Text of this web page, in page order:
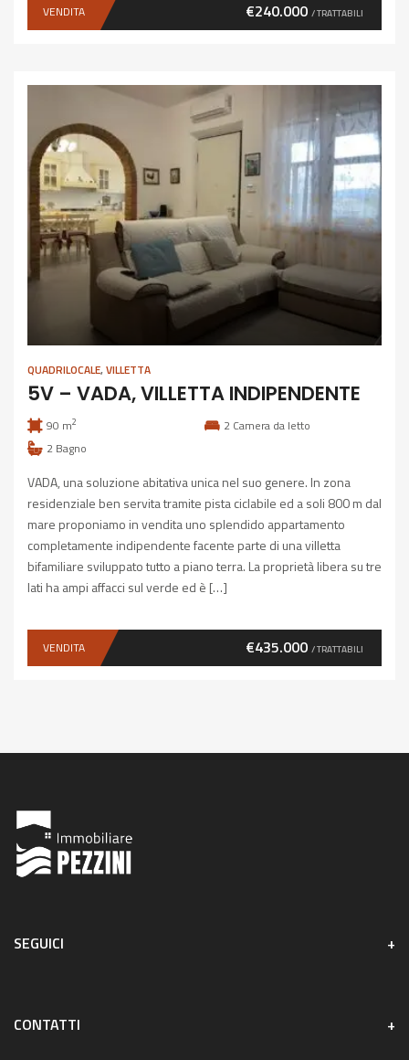
VENDITA €240.000 / TRATTABILI
QUADRILOCALE,VILLETTA
5V – VADA, VILLETTA INDIPENDENTE
90 m2 2 Camera da letto
2 Bagno
VADA, una soluzione abitativa unica nel suo genere. In zona
residenziale ben servita tramite pista ciclabile ed a soli 800 m dal
mare proponiamo in vendita uno splendido appartamento
completamente indipendente facente parte di una villetta
bifamiliare sviluppato tutto a piano terra. La proprietà libera su tre
lati ha ampi affacci sul verde ed è […]
VENDITA €435.000 / TRATTABILI
SEGUICI
CONTATTI